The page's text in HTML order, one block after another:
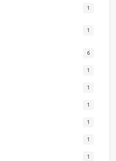
1
1
6
1
1
1
1
1
1